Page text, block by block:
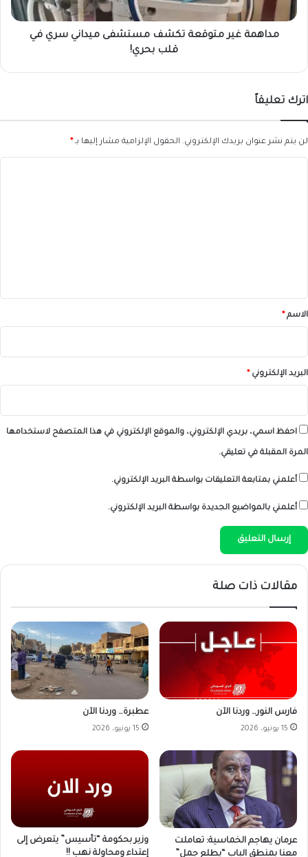
في
قلب
بحري!مداهمة غير متوقعة تكشف مستشفى ميداني سري في
قلب بحري!
اترك تعليقاً
لن يتم نشر عنوان بريدك الإلكتروني. الحقول الإلزامية مشار إليها بـ *
*الاسم *
البريد الإلكتروني *
احفظ اسمي، بريدي الإلكتروني، والموقع الإلكتروني في هذا المتصفح لاستخدامها
المرة المقبلة في تعليقي.
أعلمني بمتابعة التعليقات بواسطة البريد الإلكتروني.
أعلمني بالمواضيع الجديدة بواسطة البريد الإلكتروني.
مقالات ذات صلة
فارس النور… وردنا الآن
15 يونيو، 2026
عطبرة… وردنا الآن
15 يونيو، 2026
عرمان يهاجم الخماسية: تعاملت
معنا بمنطق الباب “يطلع جمل”
وزير بحكومة “تأسيس” يتعرض إلى
إعتداء ومحاولة نهب !!